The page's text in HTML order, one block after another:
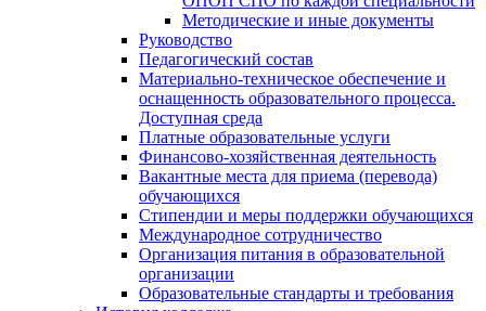
Методические и иные документы
Руководство
Педагогический состав
Материально-техническое обеспечение и
оснащенность образовательного процесса.
Доступная среда
Платные образовательные услуги
Финансово-хозяйственная деятельность
Вакантные места для приема (перевода)
обучающихся
Стипендии и меры поддержки обучающихся
Международное сотрудничество
Организация питания в образовательной
организации
Образовательные стандарты и требования